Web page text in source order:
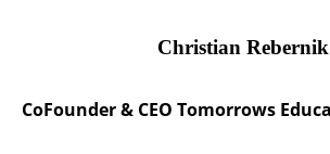
Christian Rebernik
CoFounder & CEO Tomorrows